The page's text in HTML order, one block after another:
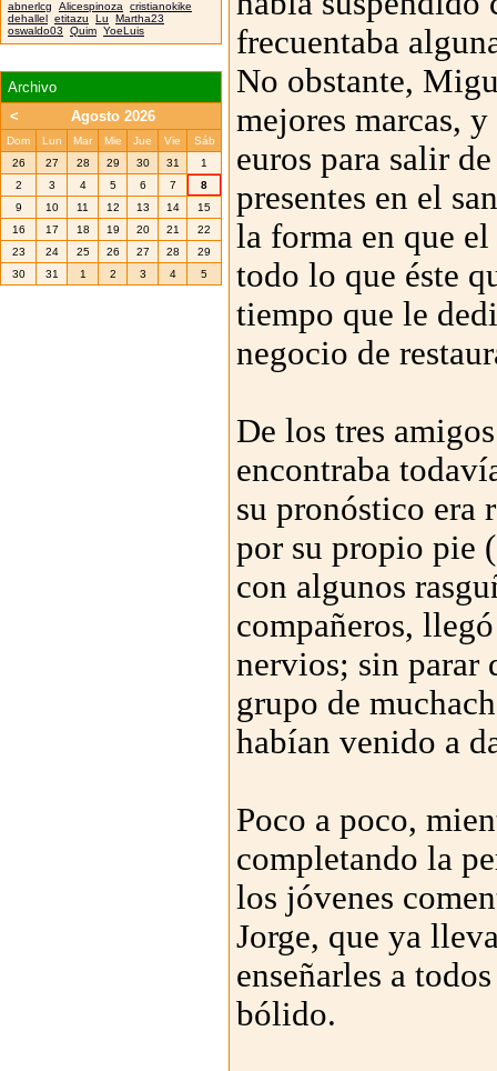
frecuentaba
No obstante,
mejores marcas,
euros para salir
presentes en el
la forma en que
todo lo que éste
tiempo que le
negocio de
De los tres
encontraba
su pronóstico era
por su propio pie
con algunos
compañeros,
nervios; sin parar
grupo de
habían venido a
Poco a poco,
completando la
los jóvenes
Jorge, que ya
enseñarles a
bólido.
abnerlcg Alicespinoza cristianokike
dehallel etitazu Lu
Martha23
oswaldo03
Quim YoeLuis
Archivo
<
Agosto 2026
Dom Lun Mar Mie Jue Vie
Sáb
26
27 28 29 30 31
1
2
3 4 5 6 7
8
9
10 11 12 13 14
15
16
17 18 19 20 21
22
23
24 25 26 27 28
29
30
31 1 2 3 4 5